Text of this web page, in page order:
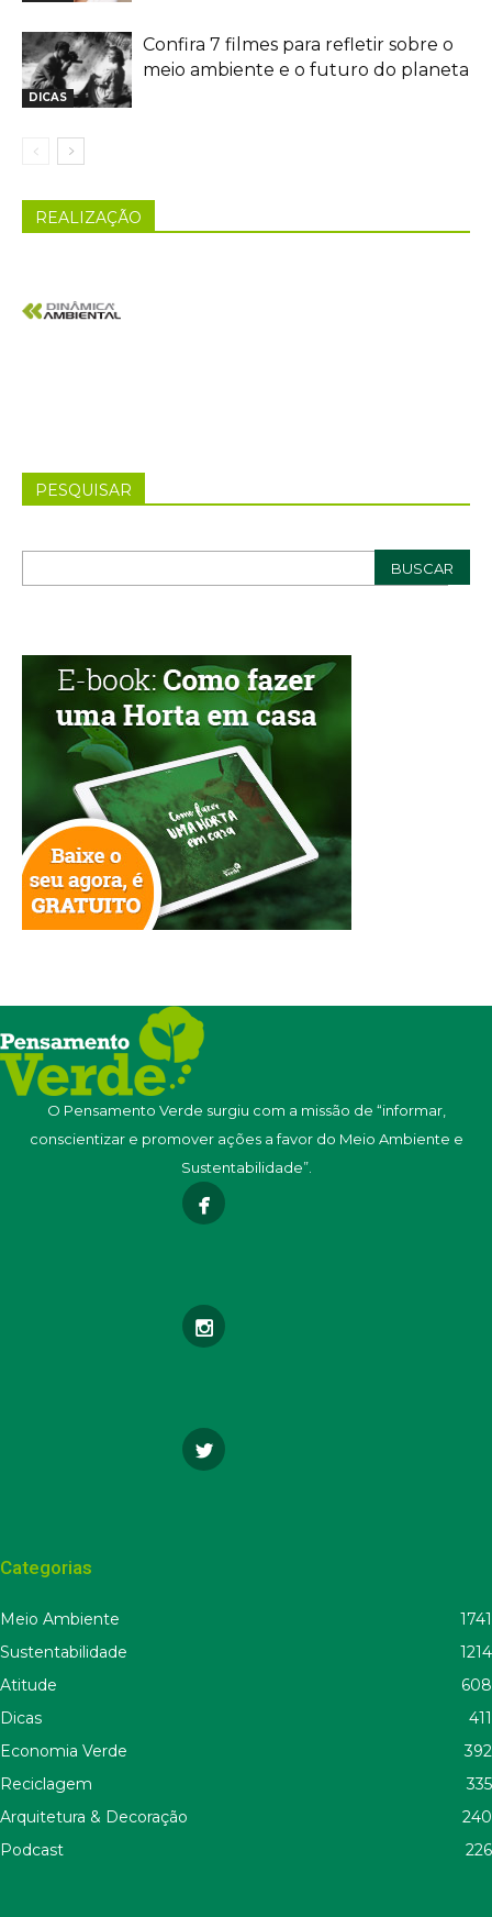
DICAS
Confira 7 filmes para refletir sobre o
meio ambiente e o futuro do planeta
REALIZAÇÃO
PESQUISAR
O Pensamento Verde surgiu com a missão de “informar,
conscientizar e promover ações a favor do Meio Ambiente e
Sustentabilidade”.
Categorias
Meio Ambiente
1741
Sustentabilidade
1214
Atitude
608
Dicas
411
Economia Verde
392
Reciclagem
335
Arquitetura & Decoração
240
Podcast
226